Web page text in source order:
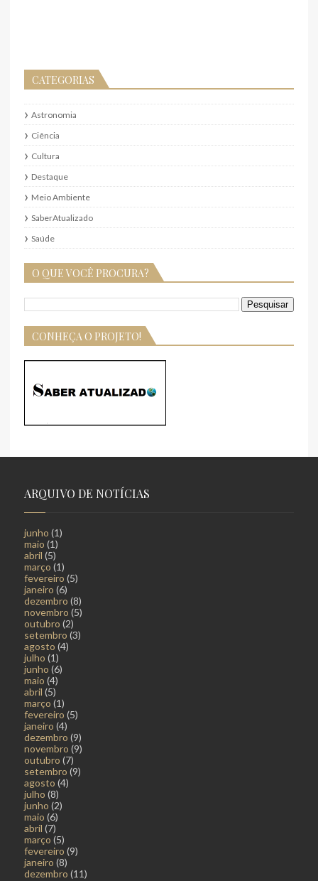
CATEGORIAS
Astronomia
Ciência
Cultura
Destaque
Meio Ambiente
SaberAtualizado
Saúde
O QUE VOCÊ PROCURA?
CONHEÇA O PROJETO!
ARQUIVO DE NOTÍCIAS
junho (1)
maio (1)
abril (5)
março (1)
fevereiro (5)
janeiro (6)
dezembro (8)
novembro (5)
outubro (2)
setembro (3)
agosto (4)
julho (1)
junho (6)
maio (4)
abril (5)
março (1)
fevereiro (5)
janeiro (4)
dezembro (9)
novembro (9)
outubro (7)
setembro (9)
agosto (4)
julho (8)
junho (2)
maio (6)
abril (7)
março (5)
fevereiro (9)
janeiro (8)
dezembro (11)